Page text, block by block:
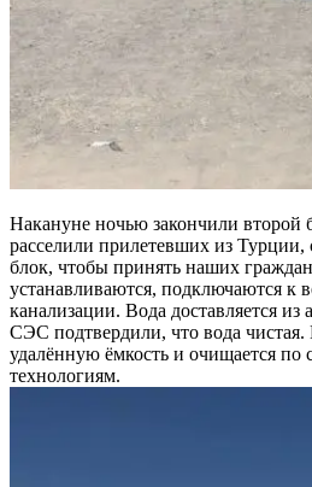
Накануне ночью закончили второй
расселили прилетевших из Турции,
блок, чтобы принять наших
устанавливаются, подключаются к
канализации. Вода доставляется
СЭС подтвердили, что вода чистая.
удалённую ёмкость и очищается по
технологиям.